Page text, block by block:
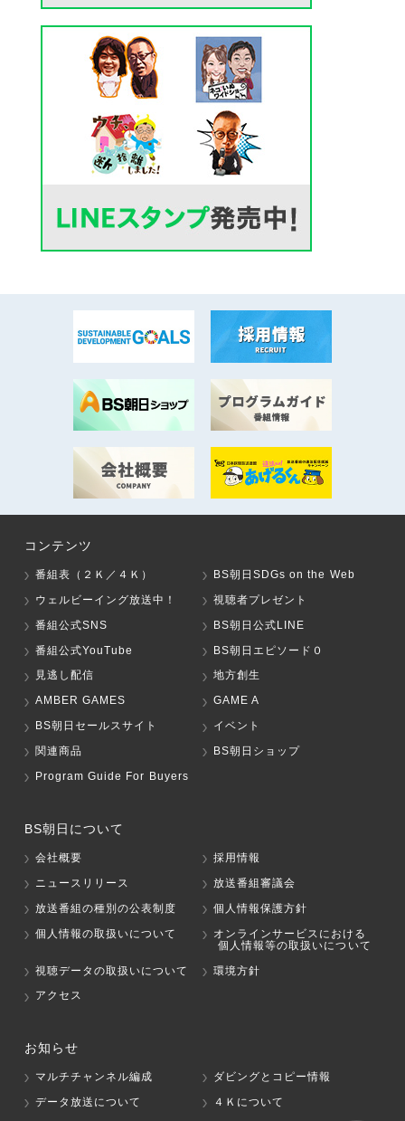
コンテンツ
番組表（２Ｋ／４Ｋ）
BS朝日SDGs on the Web
ウェルビーイング放送中！
視聴者プレゼント
番組公式SNS
BS朝日公式LINE
番組公式YouTube
BS朝日エピソード０
見逃し配信
地方創生
AMBER GAMES
GAME A
BS朝日セールスサイト
イベント
関連商品
BS朝日ショップ
Program Guide For Buyers
BS朝日について
会社概要
採用情報
ニュースリリース
放送番組審議会
放送番組の種別の公表制度
個人情報保護方針
個人情報の取扱いについて
オンラインサービスにおける
個人情報等の取扱いについて
視聴データの取扱いについて
環境方針
アクセス
お知らせ
マルチチャンネル編成
ダビングとコピー情報
データ放送について
４Ｋについて